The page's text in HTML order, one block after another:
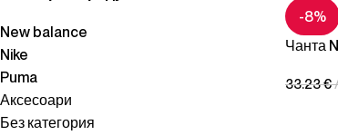
New balance
Nike
Puma
Аксесоари
Без категория
-8%
Чанта
33.23€